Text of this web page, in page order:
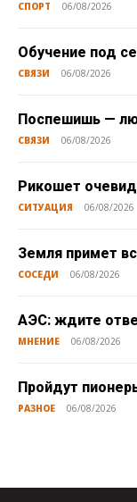
СПОРТ 06/08/2026
Обучение под
СВЯЗИ 06/08/2026
Поспешишь —
СВЯЗИ 06/08/2026
Рикошет
СИТУАЦИЯ 06/08/2026
Земля примет
СОСЕДИ 06/08/2026
АЭС: ждите
МНЕНИЕ 06/08/2026
Пройдут
РАЗНОЕ 06/08/2026